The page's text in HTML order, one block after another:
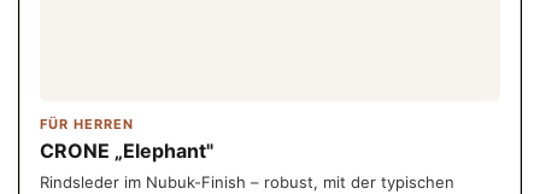
FÜR HERREN
CRONE „Elephant"
Rindsleder im Nubuk-Finish – robust, mit der typischen